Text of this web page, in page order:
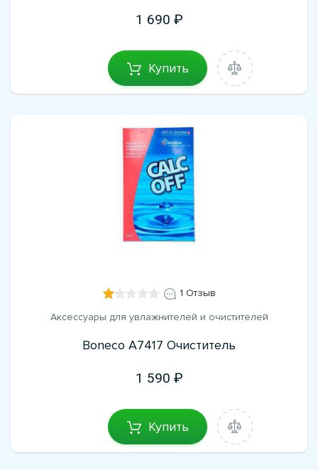
1 690
Купить
1 Отзыв
Аксессуары для увлажнителей и очистителей
Boneco A7417 Очиститель
1 590
Купить